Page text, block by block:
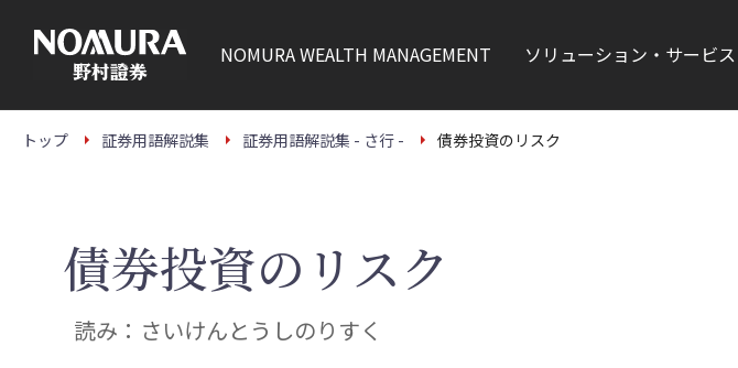
本
NOMURAWEALTH MANAGEMENT ソリューション・サービス
トップ 証券用語解説集 証券用語解説集 - さ行 - 債券投資のリスク
債券投資のリスク
読み：さいけんとうしのりすく